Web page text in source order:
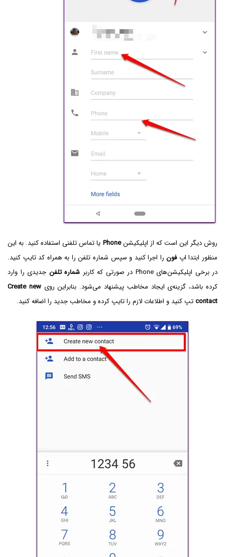
روش دیگر این است که از اپلیکیشنPhone یا تماس تلفنی استفاده کنید. به این
منظور ابتدا اپفونرا اجرا کنید و سپس شماره تلفن را به همراه کد تایپ کنید.
در برخی اپلیکیشن‌های Phone در صورتی که کاربر
شماره تلفن جدیدی را وارد
کرده باشد، گزینه‌ی ایجاد مخاطب پیشنهاد می‌شود. بنابراین رویCreate new
contactتپ کنید و اطلاعات لازم را تایپ کرده و مخاطب جدید را اضافه کنید.